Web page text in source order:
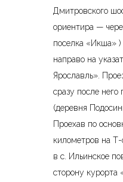
Дмитровского
ориентира —
поселка «Икша» )
направо на
Ярославль».
сразу после него
(деревня
Проехав по
километров на Т-
в с. Ильинское
сторону курорта